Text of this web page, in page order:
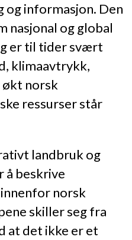
og informasjon. Den
nasjonal og global
er til tider svært
klimaavtrykk,
norsk
ressurser står
landbruk og
å beskrive
norsk
skiller seg fra
at det ikke er et